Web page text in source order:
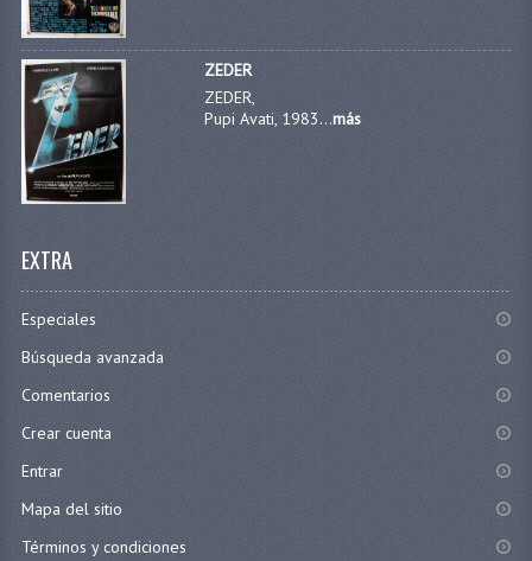
ZEDER
ZEDER,
Pupi Avati, 1983...más
EXTRA
Especiales
Búsqueda avanzada
Comentarios
Crear cuenta
Entrar
Mapa del sitio
Términos y condiciones